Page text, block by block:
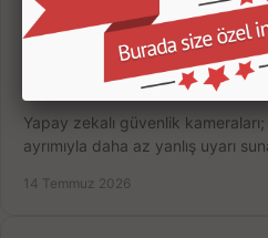
Yapay Zekalı Güvenlik
Yapay zekalı güvenlik
ayrımıyla daha az yanlış uyarı
14 Temmuz 2026